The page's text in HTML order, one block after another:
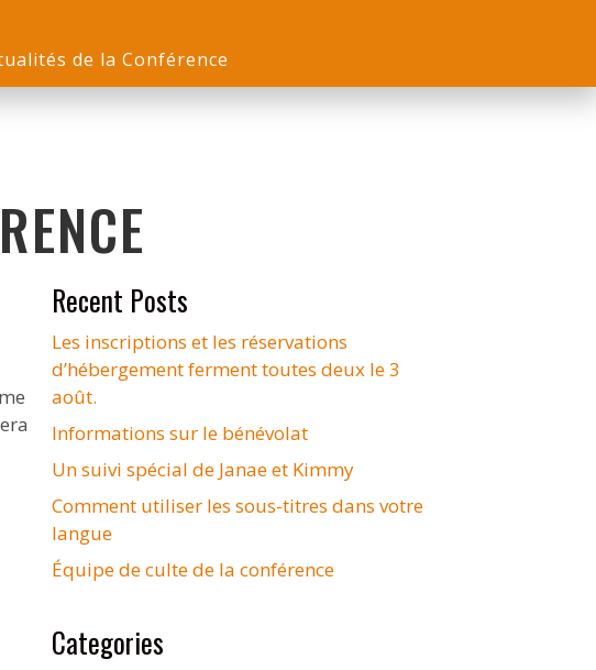
de la Conférence
Recent Posts
Les inscriptions et les réservations
d’hébergement ferment toutes deux le 3
août.
Informations sur le bénévolat
Un suivi spécial de Janae et Kimmy
Comment utiliser les sous-titres dans votre
langue
Équipe de culte de la conférence
Categories